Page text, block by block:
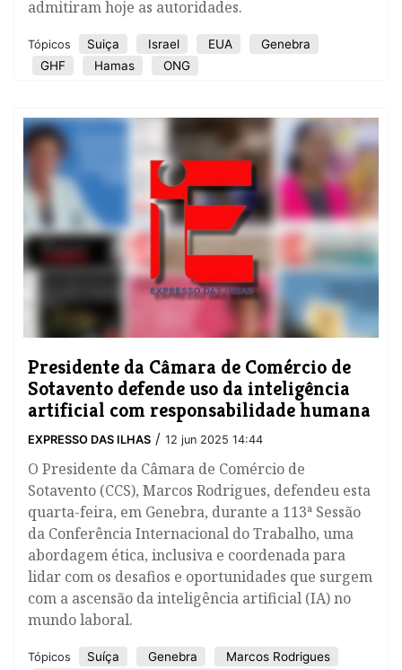
admitiram hoje as autoridades.
Tópicos Suiça Israel EUA
Genebra
GHF
Hamas ONG
Presidente da Câmara de Comércio de
Sotavento defende uso da inteligência
artificial com responsabilidade humana
EXPRESSO DAS ILHAS / 12 jun 2025 14:44
O Presidente da Câmara de Comércio de
Sotavento (CCS), Marcos Rodrigues, defendeu esta
quarta-feira, em Genebra, durante a 113ª Sessão
da Conferência Internacional do Trabalho, uma
abordagem ética, inclusiva e coordenada para
lidar com os desafios e oportunidades que surgem
com a ascensão da inteligência artificial (IA) no
mundo laboral.
Tópicos Suíça Genebra
Marcos Rodrigues